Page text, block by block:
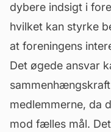
dybere indsigt i
hvilket kan styrke
at foreningens
Det øgede ansvar
medlemmerne, da
mod fælles mål.